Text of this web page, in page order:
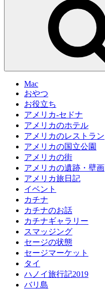
Mac
おやつ
お役立ち
アメリカ-セドナ
アメリカのホテル
アメリカのレストラン
アメリカの国立公園
アメリカの街
アメリカの遺跡・壁画
アメリカ旅日記
イベント
カチナ
カチナのお話
カチナギャラリー
スマッジング
セージの状態
セージマーケット
タイ
ハノイ旅行記2019
バリ島